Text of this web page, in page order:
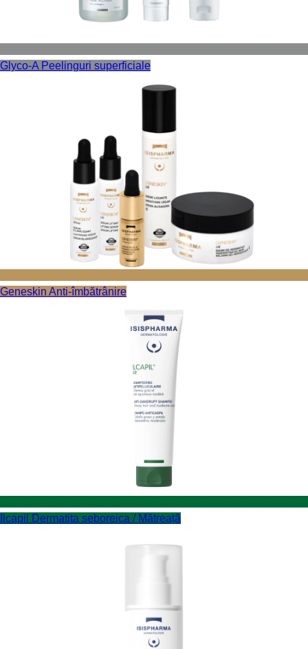
Glyco-A Peelinguri superficiale
Geneskin Anti-îmbătrânire
Ilcapil Dermatita seboreica / Mătreață